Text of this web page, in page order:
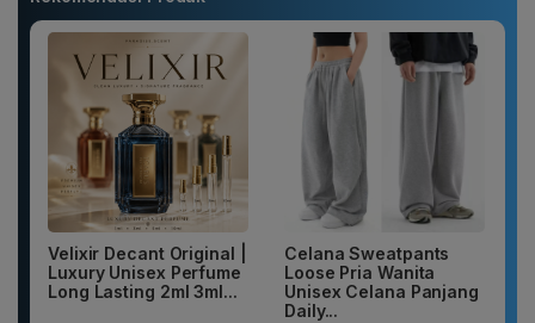
Velixir Decant Original |
Luxury Unisex Perfume
Long Lasting 2ml 3ml...
Celana Sweatpants
Loose Pria Wanita
Unisex Celana Panjang
Daily...